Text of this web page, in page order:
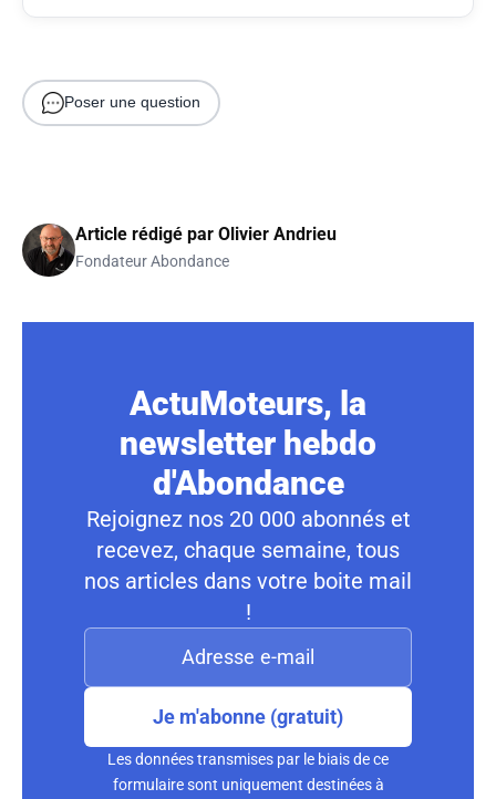
Poser une question
Article rédigé par Olivier Andrieu
Fondateur Abondance
ActuMoteurs, la
newsletter hebdo
d'Abondance
Rejoignez nos 20 000 abonnés et
recevez, chaque semaine, tous
nos articles dans votre boite mail
!
Je m'abonne (gratuit)
Les données transmises par le biais de ce
formulaire sont uniquement destinées à